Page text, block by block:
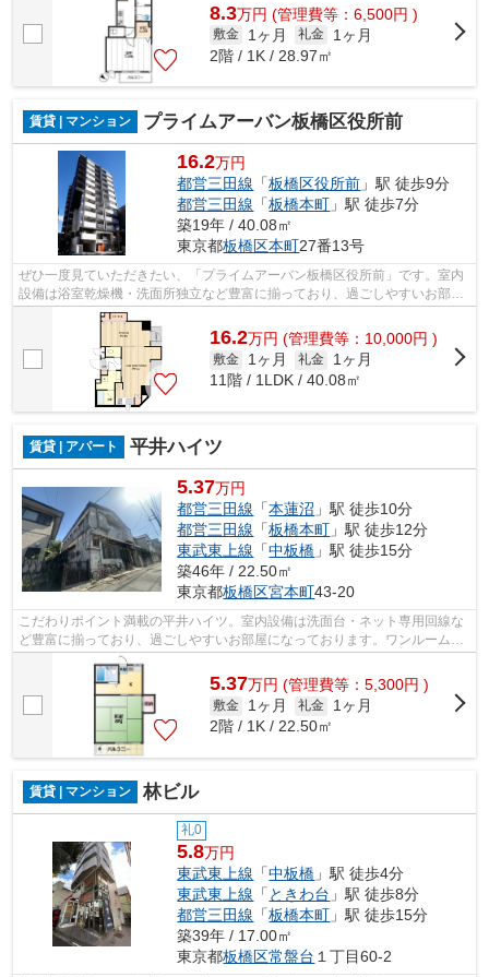
8.3万円 (管理費等：6,500円 )
敷金 1ヶ月 礼金
1ヶ月
2階 / 1K / 28.97㎡
賃貸 | マンション プライムアーバン板橋区役所前
16.2万円
都営三田線 「板橋区役所前 」駅 徒歩9分
都営三田線 「板橋本町 」駅 徒歩7分
築19年 / 40.08㎡
東京都板橋区本町27番13号
ぜひ一度見ていただきたい、「プライムアーバン板橋区役所前」です。室内
設備は浴室乾燥機・洗面所独立など豊富に揃っており、過ごしやすいお部屋
になっております。宅配ボックスがあ...
16.2万円 (管理費等：10,000円 )
敷金 1ヶ月 礼金
1ヶ月
11階 / 1LDK / 40.08㎡
賃貸 | アパート 平井ハイツ
5.37万円
都営三田線 「本蓮沼 」駅 徒歩10分
都営三田線 「板橋本町 」駅 徒歩12分
東武東上線 「中板橋 」駅 徒歩15分
築46年 / 22.50㎡
東京都板橋区宮本町43-20
こだわりポイント満載の平井ハイツ。室内設備は洗面台・ネット専用回線な
ど豊富に揃っており、過ごしやすいお部屋になっております。ワンルームと
はちがった素敵なキッチンがあるお住...
5.37万円 (管理費等：5,300円 )
敷金 1ヶ月 礼金
1ヶ月
2階 / 1K / 22.50㎡
賃貸 | マンション 林ビル
礼0
5.8万円
東武東上線 「中板橋 」駅 徒歩4分
東武東上線 「 ときわ台 」駅 徒歩8分
都営三田線 「板橋本町 」駅 徒歩15分
築39年 / 17.00㎡
東京都板橋区常盤台 １丁目60-2